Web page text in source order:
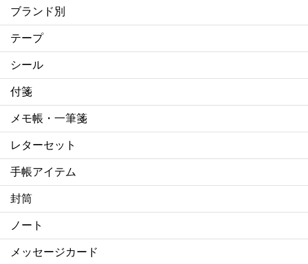
ブランド別
テープ
シール
付箋
メモ帳・一筆箋
レターセット
手帳アイテム
封筒
ノート
メッセージカード